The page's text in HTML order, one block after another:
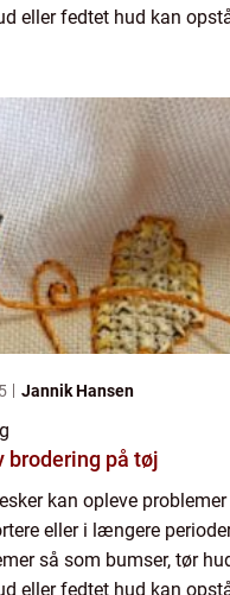
eller fedtet hud kan
Jannik Hansen
brodering på tøj
kan opleve
eller i længere
så som bumser, tør
eller fedtet hud kan